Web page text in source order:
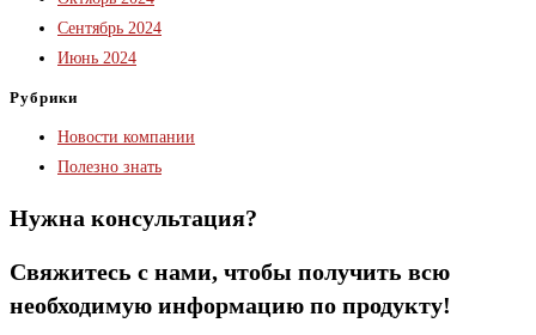
Сентябрь 2024
Июнь 2024
Рубрики
Новости компании
Полезно знать
Нужна консультация?
Свяжитесь с нами, чтобы получить всю
необходимую информацию по продукту!